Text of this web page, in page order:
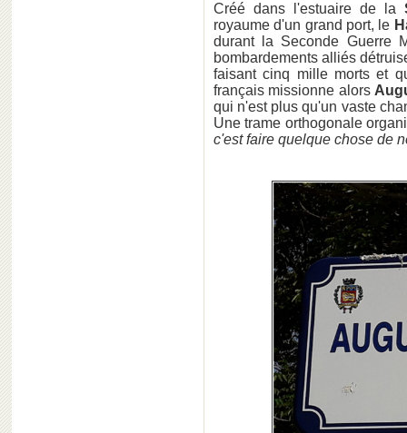
Créé dans l'estuaire de la
royaume d'un grand port, le
durant la Seconde Guerre
bombardements alliés
faisant cinq mille morts et
français missionne alors
qui n'est plus qu'un vaste
Une trame orthogonale
c'est faire quelque chose de